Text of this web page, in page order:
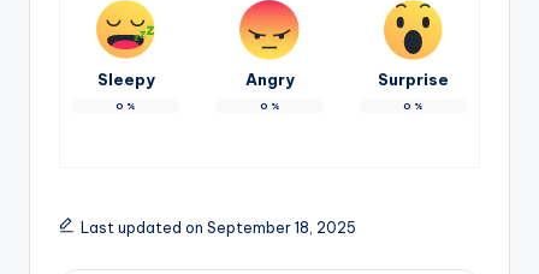
Sleepy
0 %
Angry
0 %
Surprise
0 %
Last updated on September 18, 2025